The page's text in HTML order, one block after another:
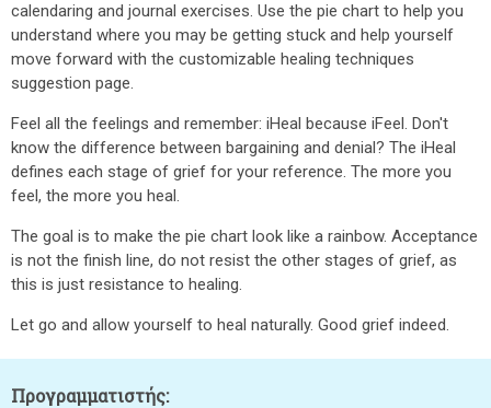
calendaring and journal exercises. Use the pie chart to help you
understand where you may be getting stuck and help yourself
move forward with the customizable healing techniques
suggestion page.
Feel all the feelings and remember: iHeal because iFeel. Don't
know the difference between bargaining and denial? The iHeal
defines each stage of grief for your reference. The more you
feel, the more you heal.
The goal is to make the pie chart look like a rainbow. Acceptance
is not the finish line, do not resist the other stages of grief, as
this is just resistance to healing.
Let go and allow yourself to heal naturally. Good grief indeed.
Προγραμματιστής: